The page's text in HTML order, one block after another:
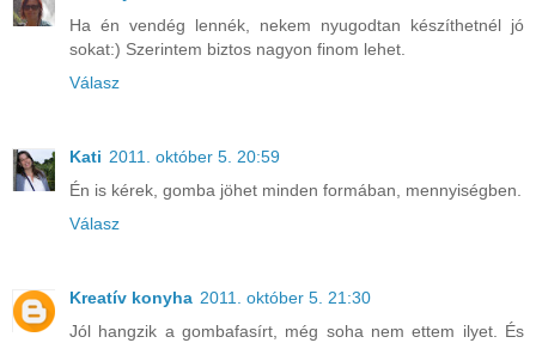
Ha én vendég lennék, nekem nyugodtan készíthetnél jó
sokat:) Szerintem biztos nagyon finom lehet.
Válasz
Kati 2011. október 5. 20:59
Én is kérek, gomba jöhet minden formában, mennyiségben.
Válasz
Kreatív konyha 2011. október 5. 21:30
Jól hangzik a gombafasírt, még soha nem ettem ilyet. És